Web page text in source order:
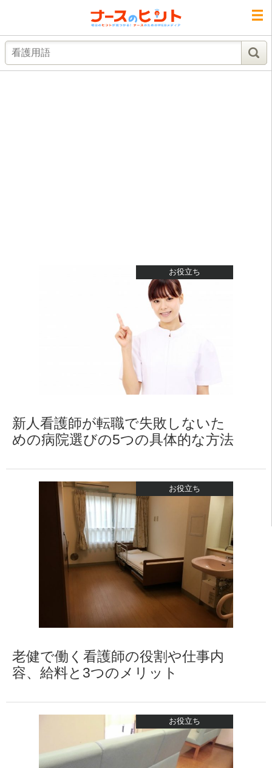
お役立ち
新人看護師が転職で失敗しないた
めの病院選びの5つの具体的な方法
お役立ち
老健で働く看護師の役割や仕事内
容、給料と3つのメリット
お役立ち